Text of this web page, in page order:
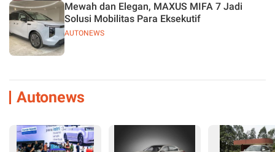
AUTONEWS
Mewah dan Elegan, MAXUS MIFA 7 Jadi
Solusi Mobilitas Para Eksekutif
Autonews